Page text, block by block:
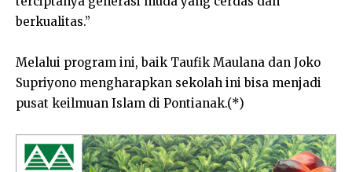
berkualitas.”
Melalui program ini, baik Taufik Maulana dan Joko
Supriyono mengharapkan sekolah ini bisa menjadi
pusat keilmuan Islam di Pontianak.(*)